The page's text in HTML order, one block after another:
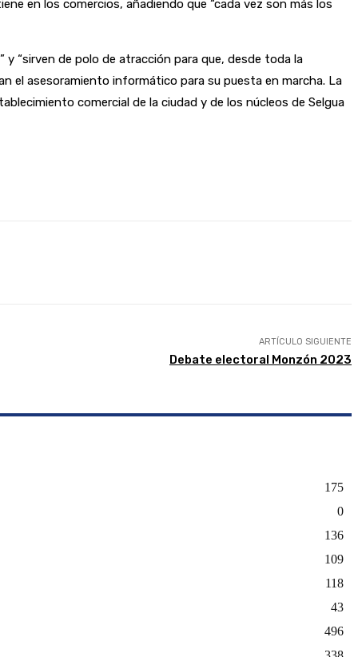
en los comercios, añadiendo que “cada vez son más los
y “sirven de polo de atracción para que, desde toda la
el asesoramiento informático para su puesta en marcha. La
comercial de la ciudad y de los núcleos de Selgua
ARTÍCULO SIGUIENTE
Debate electoral Monzón 2023
175
0
136
109
118
43
496